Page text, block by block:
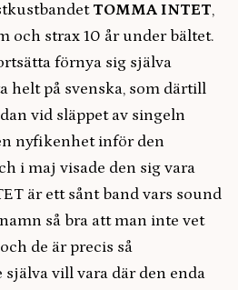
TOMMA INTET,
och strax 10 år under bältet.
förnya sig själva
helt på svenska, som därtill
vid släppet av singeln
nyfikenhet inför den
i maj visade den sig vara
är ett sånt band vars sound
så bra att man inte vet
de är precis så
själva vill vara där den enda